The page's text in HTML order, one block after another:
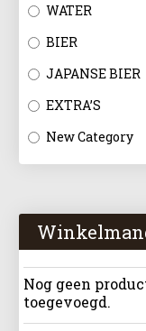
WATER
BIER
JAPANSE BIER
EXTRA’S
New Category
Nog geen
toegevoegd.